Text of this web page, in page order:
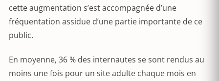
cette augmentation s’est accompagnée d’une
fréquentation assidue d’une partie importante de ce
public.
En moyenne, 36 % des internautes se sont rendus au
moins une fois pour un site adulte chaque mois en